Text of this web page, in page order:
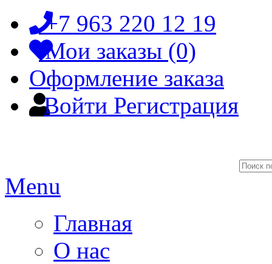
+7 963 220 12 19
Мои заказы (0)
Оформление заказа
Войти Регистрация
Menu
Главная
О нас